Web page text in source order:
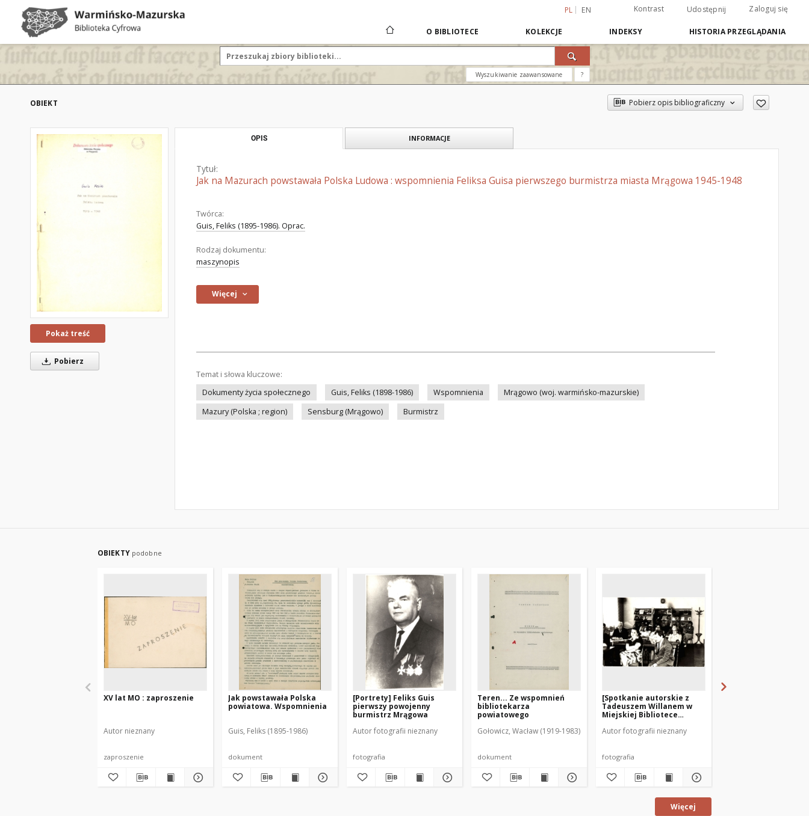
PL EN Kontrast Udostępnij Zaloguj się
O BIBLIOTECE KOLEKCJE INDEKSY HISTORIA PRZEGLĄDANIA
Wyszukiwanie zaawansowane ?
OBIEKT Pobierz opis bibliograficzny
Pokaż treść
Pobierz
OPIS INFORMACJE
Tytuł:
Jak na Mazurach powstawała Polska Ludowa : wspomnienia Feliksa Guisa pierwszego burmistrza miasta Mrągowa 1945-1948
Twórca:
Guis, Feliks (1895-1986). Oprac.
Rodzaj dokumentu:
maszynopis
Więcej
Temat i słowa kluczowe:
Dokumenty życia społecznego
Guis, Feliks (1898-1986) Wspomnienia
Mrągowo (woj. warmińsko-mazurskie)
Mazury (Polska ; region)
Sensburg (Mrągowo) Burmistrz
OBIEKTY podobne
XV lat MO : zaproszenie
Autor nieznany
zaproszenie
Jak powstawała Polska
powiatowa. Wspomnienia
Guis, Feliks (1895-1986)
dokument
[Portrety] Feliks Guis
pierwszy powojenny
burmistrz Mrągowa
Autor fotografii nieznany
fotografia
Teren... Ze wspomnień
bibliotekarza
powiatowego
Gołowicz, Wacław (1919-1983)
dokument
[Spotkanie autorskie z
Tadeuszem Willanem w
Miejskiej Bibliotece
Autor fotografii nieznany
fotografia
Więcej